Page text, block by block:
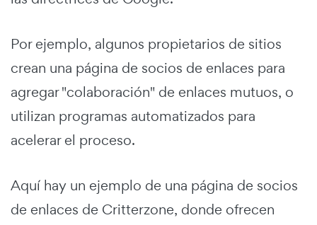
Por ejemplo, algunos propietarios de sitios
crean una página de socios de enlaces para
agregar "colaboración" de enlaces mutuos, o
utilizan programas automatizados para
acelerar el proceso.
Aquí hay un ejemplo de una página de socios
de enlaces de Critterzone, donde ofrecen